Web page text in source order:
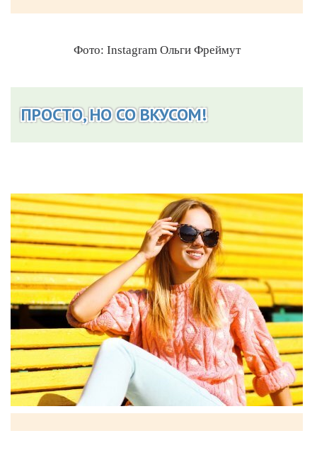
Фото: Instagram Ольги Фреймут
ПРОСТО, НО СО ВКУСОМ!